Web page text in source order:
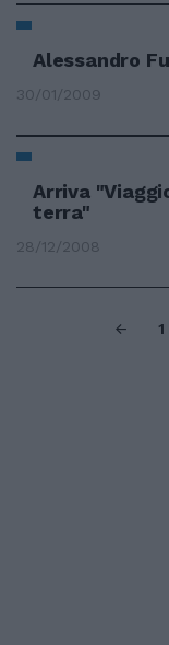
Alessandro
30/01/2009
Arriva
terra"
28/12/2008
1